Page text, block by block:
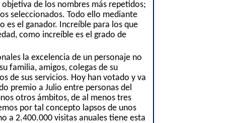
de los nombres más repetidos;
seleccionados. Todo ello mediante
es el ganador. Increíble para los que
como increíble es el grado de
la excelencia de un personaje no
familia, amigos, colegas de su
de sus servicios. Hoy han votado y va
premio a Julio entre personas del
otros ámbitos, de al menos tres
por tal concepto lapsos de unos
a 2.400.000 visitas anuales tiene esta